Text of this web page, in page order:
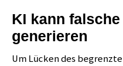
KI kann
generieren
Um Lücken des